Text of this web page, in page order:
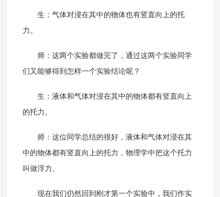
生：气体对浸在其中的物体也有竖直向上的托
力。
师：这两个实验都做完了，通过这两个实验同学
们又能够得到怎样一个实验结论呢？
生：液体和气体对浸在其中的物体都有竖直向上
的托力。
师：这位同学总结的很好，液体和气体对浸在其
中的物体都有竖直向上的托力，物理学中把这个托力
叫做浮力。
现在我们仍然回到刚才第一个实验中，我们作实